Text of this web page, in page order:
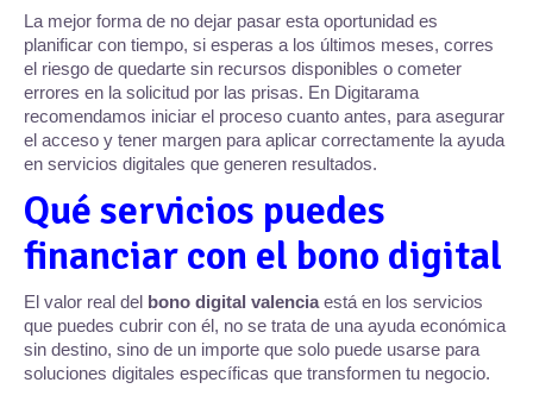
La mejor forma de no dejar pasar esta oportunidad es
planificar con tiempo, si esperas a los últimos meses, corres
el riesgo de quedarte sin recursos disponibles o cometer
errores en la solicitud por las prisas. En Digitarama
recomendamos iniciar el proceso cuanto antes, para asegurar
el acceso y tener margen para aplicar correctamente la ayuda
en servicios digitales que generen resultados.
Qué servicios puedes
financiar con el bono digital
El valor real del bono digital valenciaestá en los servicios
que puedes cubrir con él, no se trata de una ayuda económica
sin destino, sino de un importe que solo puede usarse para
soluciones digitales específicas que transformen tu negocio.